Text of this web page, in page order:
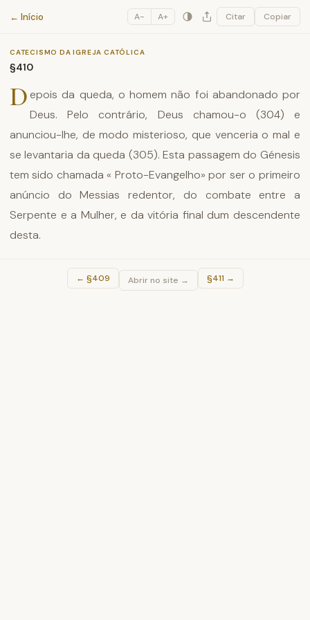
Catecismo da Igreja Católica
← Início A− A+ Citar Copiar
CATECISMO DA IGREJA CATÓLICA
§410
D epois da queda, o homem não foi abandonado por
Deus. Pelo contrário, Deus chamou-o (304) e
anunciou-lhe, de modo misterioso, que venceria o mal e
se levantaria da queda (305). Esta passagem do Génesis
tem sido chamada « Proto-Evangelho» por ser o primeiro
anúncio do Messias redentor, do combate entre a
Serpente e a Mulher, e da vitória final dum descendente
desta.
← §409 Abrir no site → §411 →